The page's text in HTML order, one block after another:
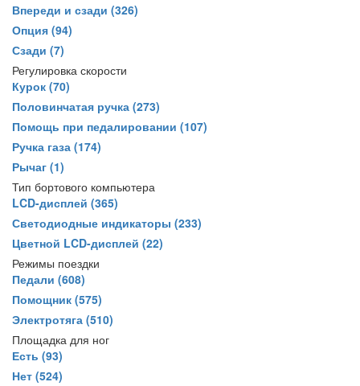
Впереди и сзади (326)
Опция (94)
Сзади (7)
Регулировка скорости
Курок (70)
Половинчатая ручка (273)
Помощь при педалировании (107)
Ручка газа (174)
Рычаг (1)
Тип бортового компьютера
LCD-дисплей (365)
Светодиодные индикаторы (233)
Цветной LCD-дисплей (22)
Режимы поездки
Педали (608)
Помощник (575)
Электротяга (510)
Площадка для ног
Есть (93)
Нет (524)